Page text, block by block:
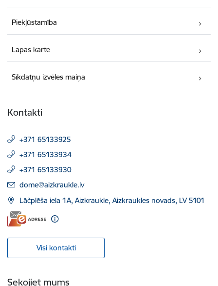
Piekļūstamība
Lapas karte
Sīkdatņu izvēles maiņa
Kontakti
+371 65133925
+371 65133934
+371 65133930
E-pasts:
dome@aizkraukle.lv
Lāčplēša iela 1A, Aizkraukle, Aizkraukles novads, LV 5101
Visi kontakti
Sekojiet mums